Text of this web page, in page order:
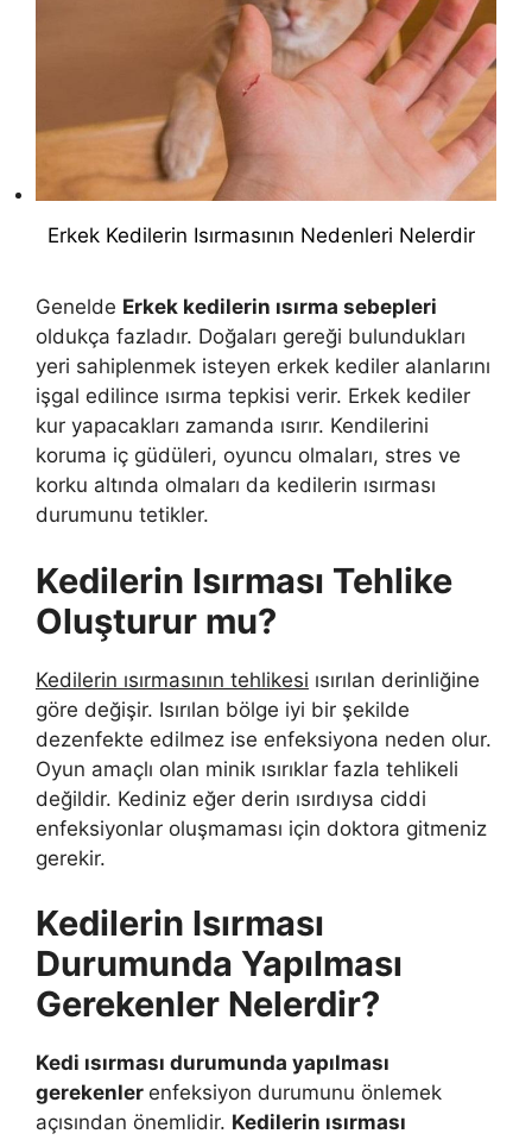
Erkek Kedilerin Isırmasının Nedenleri Nelerdir
Genelde Erkek kedilerin ısırma sebepleri
oldukça fazladır. Doğaları gereği bulundukları
yeri sahiplenmek isteyen erkek kediler alanlarını
işgal edilince ısırma tepkisi verir. Erkek kediler
kur yapacakları zamanda ısırır. Kendilerini
koruma iç güdüleri, oyuncu olmaları, stres ve
korku altında olmaları da kedilerin ısırması
durumunu tetikler.
Kedilerin Isırması Tehlike
Oluşturur mu?
Kedilerin ısırmasının tehlikesi ısırılan derinliğine
göre değişir. Isırılan bölge iyi bir şekilde
dezenfekte edilmez ise enfeksiyona neden olur.
Oyun amaçlı olan minik ısırıklar fazla tehlikeli
değildir. Kediniz eğer derin ısırdıysa ciddi
enfeksiyonlar oluşmaması için doktora gitmeniz
gerekir.
Kedilerin Isırması
Durumunda Yapılması
Gerekenler Nelerdir?
Kedi ısırması durumunda yapılması
gerekenler enfeksiyon durumunu önlemek
açısından önemlidir. Kedilerin ısırması